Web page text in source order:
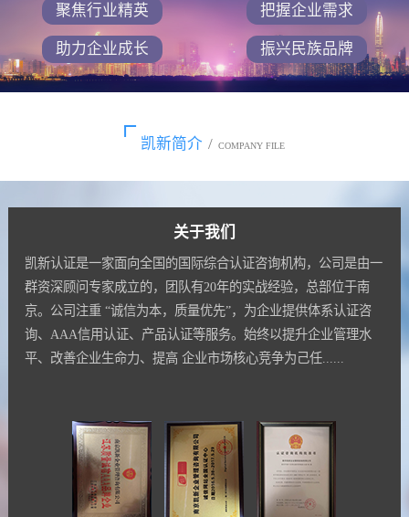
聚焦行业精英 把握企业需求
助力企业成长 振兴民族品牌
凯新简介 / COMPANY FILE
关于我们
凯新认证是一家面向全国的国际综合认证咨询机构，公司是由一
群资深顾问专家成立的，团队有20年的实战经验，总部位于南
京。公司注重 “诚信为本，质量优先”，为企业提供体系认证咨
询、AAA信用认证、产品认证等服务。始终以提升企业管理水
平、改善企业生命力、提高 企业市场核心竞争为己任......